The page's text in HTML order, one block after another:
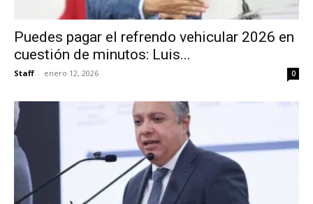
Puedes pagar el refrendo vehicular 2026 en
cuestión de minutos: Luis...
Staff - enero 12, 2026 0